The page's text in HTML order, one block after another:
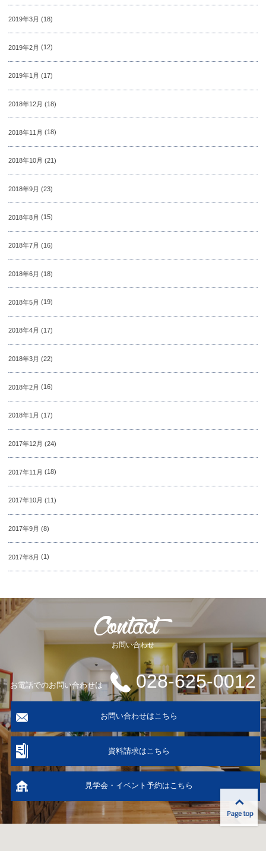
2019年3月 (18)
2019年2月 (12)
2019年1月 (17)
2018年12月 (18)
2018年11月 (18)
2018年10月 (21)
2018年9月 (23)
2018年8月 (15)
2018年7月 (16)
2018年6月 (18)
2018年5月 (19)
2018年4月 (17)
2018年3月 (22)
2018年2月 (16)
2018年1月 (17)
2017年12月 (24)
2017年11月 (18)
2017年10月 (11)
2017年9月 (8)
2017年8月 (1)
お問い合わせ
お電話でのお問い合わせは 028-625-0012
お問い合わせはこちら
資料請求はこちら
見学会・イベント予約はこちら